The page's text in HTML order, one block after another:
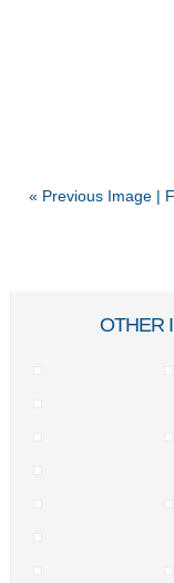
« Previous Image |
OTHER